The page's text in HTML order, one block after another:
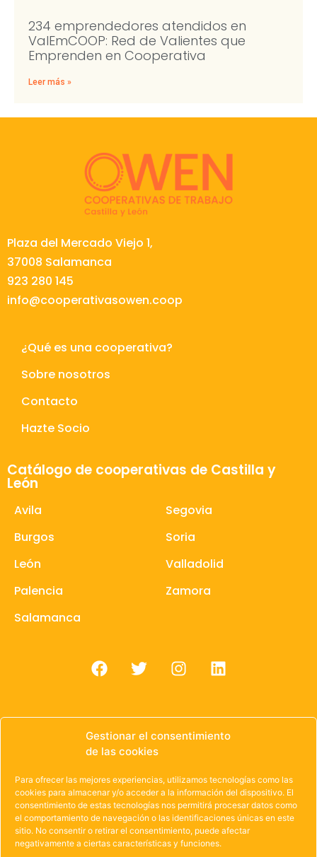
Gestionar el consentimiento
de las cookies
Para ofrecer las mejores experiencias, utilizamos tecnologías como las
cookies para almacenar y/o acceder a la información del dispositivo. El
consentimiento de estas tecnologías nos permitirá procesar datos como
el comportamiento de navegación o las identificaciones únicas en este
sitio. No consentir o retirar el consentimiento, puede afectar
negativamente a ciertas características y funciones.
234 emprendedores atendidos en
ValEmCOOP: Red de Valientes que
Emprenden en Cooperativa
Leer más »
Plaza del Mercado Viejo 1,
37008 Salamanca
923 280 145
info@cooperativasowen.coop
¿Qué es una cooperativa?
Sobre nosotros
Contacto
Hazte Socio
Catálogo de cooperativas de Castilla y
León
Avila
Burgos
León
Palencia
Salamanca
Segovia
Soria
Valladolid
Zamora
© 1985 – 2021 | OWEN Unión de Cooperativas de
Trabajo de Castilla y León
Aviso Legal·Política de Privacidad·Política de
Cookies